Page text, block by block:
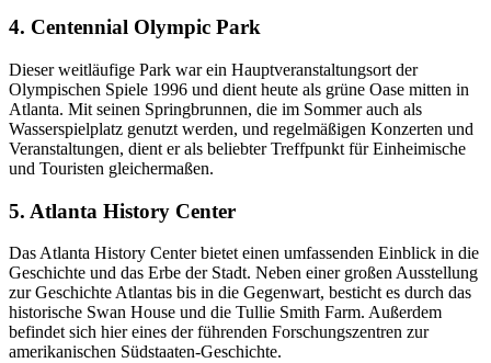
4. Centennial Olympic Park
Dieser weitläufige Park war ein Hauptveranstaltungsort der
Olympischen Spiele 1996 und dient heute als grüne Oase mitten in
Atlanta. Mit seinen Springbrunnen, die im Sommer auch als
Wasserspielplatz genutzt werden, und regelmäßigen Konzerten und
Veranstaltungen, dient er als beliebter Treffpunkt für Einheimische
und Touristen gleichermaßen.
5. Atlanta History Center
Das Atlanta History Center bietet einen umfassenden Einblick in die
Geschichte und das Erbe der Stadt. Neben einer großen Ausstellung
zur Geschichte Atlantas bis in die Gegenwart, besticht es durch das
historische Swan House und die Tullie Smith Farm. Außerdem
befindet sich hier eines der führenden Forschungszentren zur
amerikanischen Südstaaten-Geschichte.